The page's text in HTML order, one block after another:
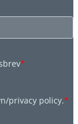
*
privacy policy.*